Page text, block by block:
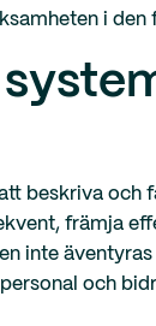
i
beskriva
främja
inte
och